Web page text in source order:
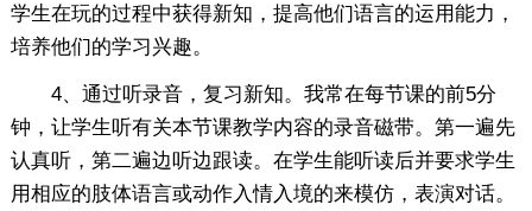
学生在玩的过程中获得新知，提高他们语言的运用能力，
培养他们的学习兴趣。
4、通过听录音，复习新知。我常在每节课的前5分
钟，让学生听有关本节课教学内容的录音磁带。第一遍先
认真听，第二遍边听边跟读。在学生能听读后并要求学生
用相应的肢体语言或动作入情入境的来模仿，表演对话。